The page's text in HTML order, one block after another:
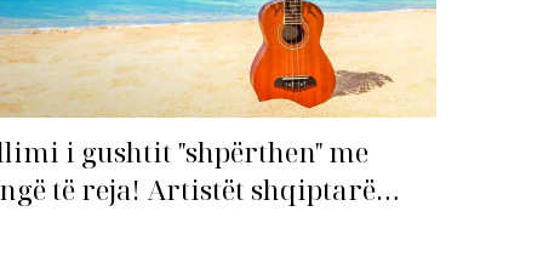
i gushtit "shpërthen" me
të reja! Artistët shqiptarë